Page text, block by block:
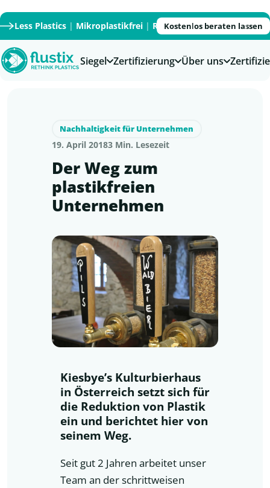
Less Plastics| Mikroplastikfrei| Recycled|Recyclable|
Kostenlos beraten lassen
Siegel Zertifizierung Über uns
Nachhaltigkeit für Unternehmen
19. April 20183 Min. Lesezeit
Der Weg zum
plastikfreien
Unternehmen
Kiesbye’s Kulturbierhaus
in Österreich setzt sich für
die Reduktion von Plastik
ein und berichtet hier von
seinem Weg.
Seit gut 2 Jahren arbeitet unser
Team an der schrittweisen